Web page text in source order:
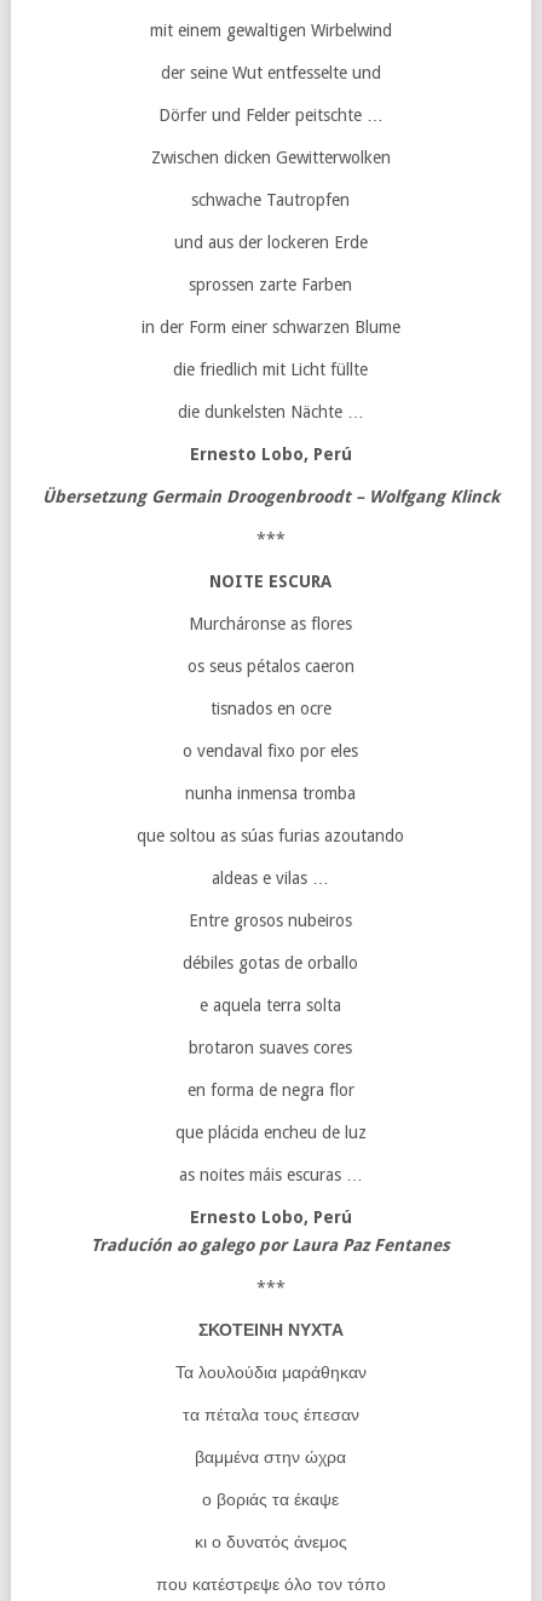
mit einem gewaltigen Wirbelwind
der seine Wut entfesselte und
Dörfer und Felder peitschte …
Zwischen dicken Gewitterwolken
schwache Tautropfen
und aus der lockeren Erde
sprossen zarte Farben
in der Form einer schwarzen Blume
die friedlich mit Licht füllte
die dunkelsten Nächte …
Ernesto Lobo, Perú
Übersetzung Germain Droogenbroodt – Wolfgang Klinck
***
NOITE ESCURA
Murcháronse as flores
os seus pétalos caeron
tisnados en ocre
o vendaval fixo por eles
nunha inmensa tromba
que soltou as súas furias azoutando
aldeas e vilas …
Entre grosos nubeiros
débiles gotas de orballo
e aquela terra solta
brotaron suaves cores
en forma de negra flor
que plácida encheu de luz
as noites máis escuras …
Ernesto Lobo, Perú
Tradución ao galego por Laura Paz Fentanes
***
ΣΚΟΤΕΙΝΗ ΝΥΧΤΑ
Τα λουλούδια μαράθηκαν
τα πέταλα τους έπεσαν
βαμμένα στην ώχρα
ο βοριάς τα έκαψε
κι ο δυνατός άνεμος
που κατέστρεψε όλο τον τόπο